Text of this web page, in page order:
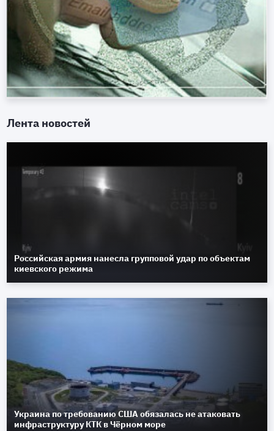
Лента новостей
Российская армия нанесла групповой удар по объектам
киевского режима
Украина по требованию США обязалась не атаковать
инфраструктуру КТК в Чёрном море